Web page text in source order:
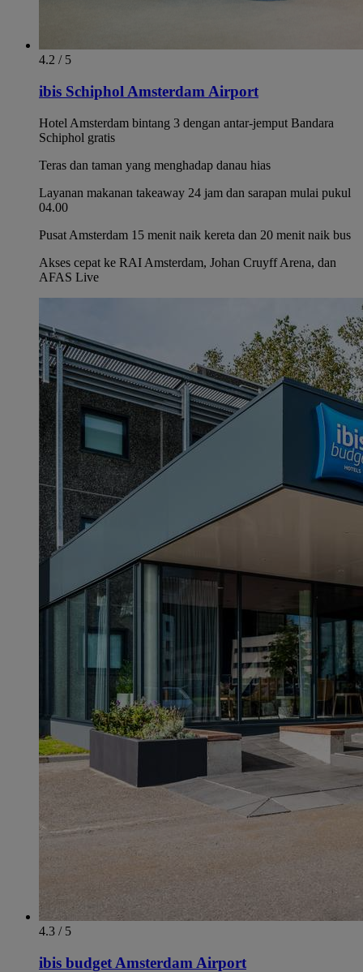
4.2 / 5
ibis Schiphol Amsterdam Airport
Hotel Amsterdam bintang 3 dengan antar-jemput Bandara
Schiphol gratis
Teras dan taman yang menghadap danau hias
Layanan makanan takeaway 24 jam dan sarapan mulai pukul
04.00
Pusat Amsterdam 15 menit naik kereta dan 20 menit naik bus
Akses cepat ke RAI Amsterdam, Johan Cruyff Arena, dan
AFAS Live
4.3 / 5
ibis budget Amsterdam Airport